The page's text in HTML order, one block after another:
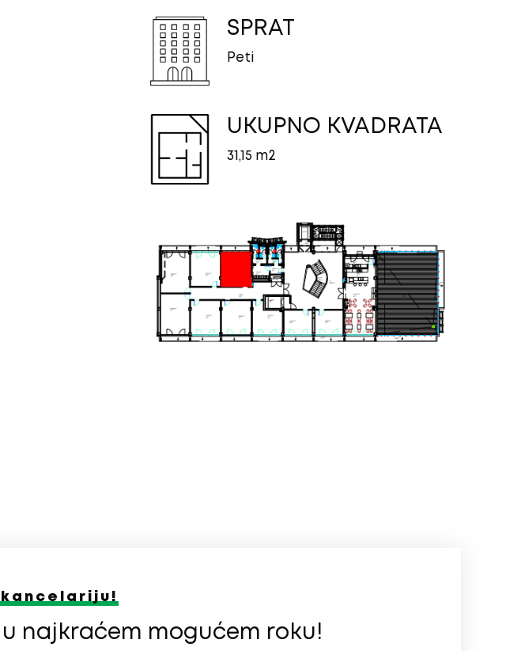
SPRAT
Peti
UKUPNO KVADRATA
31,15 m2
najkraćem mogućem roku!